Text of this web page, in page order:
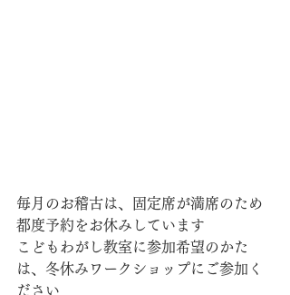
毎月のお稽古は、固定席が満席のため
都度予約をお休みしています
こどもわがし教室に参加希望のかた
は、冬休みワークショップにご参加く
ださい